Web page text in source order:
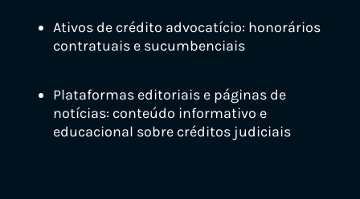
Ativos de crédito advocatício: honorários
contratuais e sucumbenciais
Plataformas editoriais e páginas de
notícias: conteúdo informativo e
educacional sobre créditos judiciais